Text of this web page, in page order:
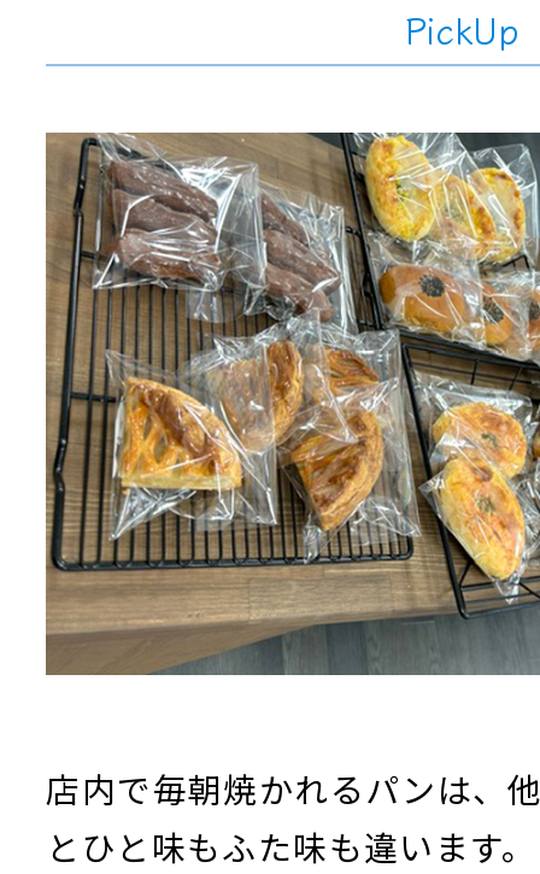
PickUp
店内で毎朝焼かれるパンは、
とひと味もふた味も違います